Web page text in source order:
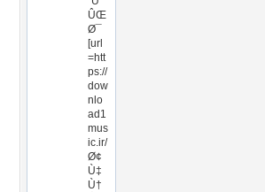
ÛŒ
Ø¯
[url
=htt
ps://
dow
nlo
ad1
mus
ic.ir/
Ø¢
Ù‡
Ù†